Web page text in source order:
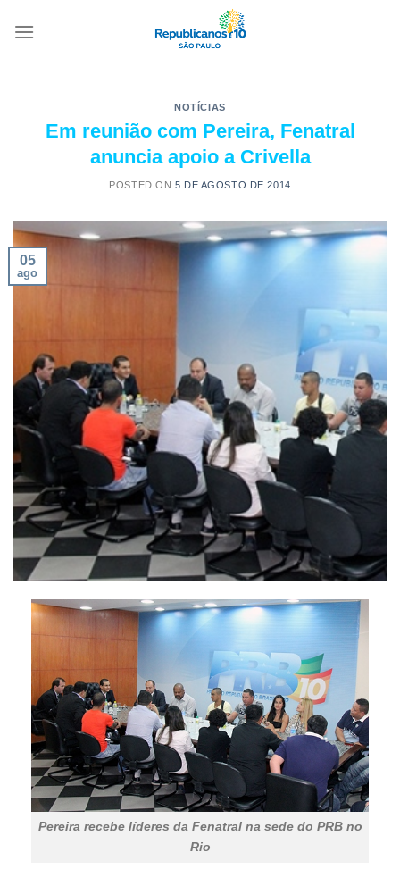
NOTÍCIAS
Em reunião com Pereira, Fenatral
anuncia apoio a Crivella
POSTED ON 5 DE AGOSTO DE 2014
05
ago
Pereira recebe líderes da Fenatral na sede do PRB no
Rio